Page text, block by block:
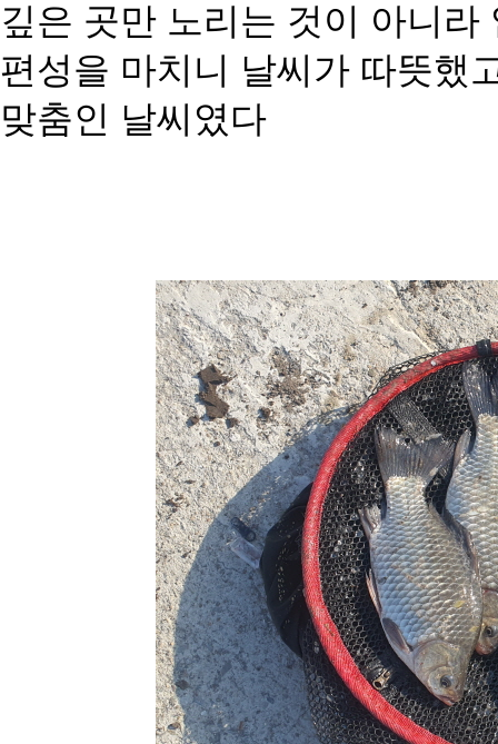
깊은 곳만 노리는 것이 아니라
편성을 마치니 날씨가 따뜻했
맞춤인 날씨였다